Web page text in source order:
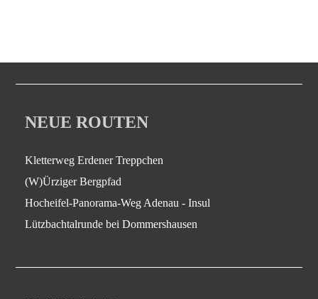
NEUE ROUTEN
Kletterweg Erdener Treppchen
(W)Ürziger Bergpfad
Hocheifel-Panorama-Weg Adenau - Insul
Lützbachtalrunde bei Dommershausen